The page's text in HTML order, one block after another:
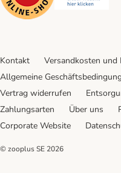
Kontakt Versandkosten und
Allgemeine
Vertrag widerrufen
Zahlungsarten
Über uns
Corporate Website
© zooplus SE 2026